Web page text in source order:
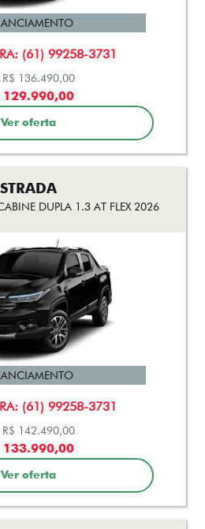
(61) 99258-3731
136.490,00
Ver oferta
STRADA
DUPLA 1.3 AT FLEX 2026